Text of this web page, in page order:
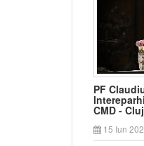
PF
CMD - Cluj
15 Iun